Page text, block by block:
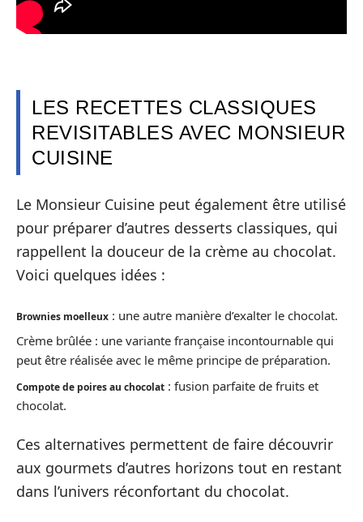
LES RECETTES CLASSIQUES
REVISITABLES AVEC MONSIEUR
CUISINE
Le Monsieur Cuisine peut également être utilisé
pour préparer d’autres desserts classiques, qui
rappellent la douceur de la crème au chocolat.
Voici quelques idées :
Brownies moelleux : une autre manière d’exalter le chocolat.
Crème brûlée : une variante française incontournable qui
peut être réalisée avec le même principe de préparation.
Compote de poires au chocolat : fusion parfaite de fruits et
chocolat.
Ces alternatives permettent de faire découvrir
aux gourmets d’autres horizons tout en restant
dans l’univers réconfortant du chocolat.